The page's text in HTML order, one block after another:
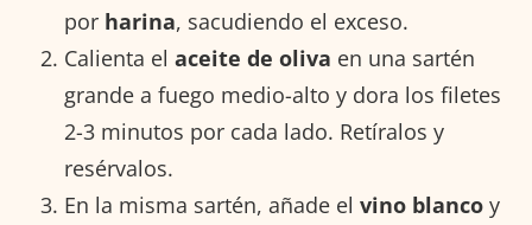
por harina, sacudiendo el exceso.
Calienta el aceite de oliva en una sartén
grande a fuego medio-alto y dora los filetes
2-3 minutos por cada lado. Retíralos y
resérvalos.
En la misma sartén, añade el vino blanco y